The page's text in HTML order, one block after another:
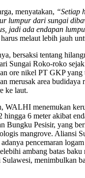
menyatakan, “Setiap
lumpur dari sungai
jadi ada endapan
melaut lebih jauh
bersaksi tentang
Sungai Roko-roko
ore nikel PT GKP
merusak area budidaya
ke laut.
WALHI menemukan
hingga 6 meter akibat
Bungku Pesisir, yang
mangrove. Aliansi
pencemaran
ambang batas baku
Sulawesi, menimbulkan